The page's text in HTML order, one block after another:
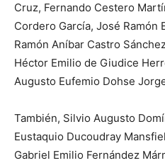
Cruz, Fernando Cestero
Cordero García, José Ramón
Ramón Aníbar Castro
Héctor Emilio de Giudice
Augusto Eufemio Dohse
También, Silvio Augusto
Eustaquio Ducoudray
Gabriel Emilio Fernández